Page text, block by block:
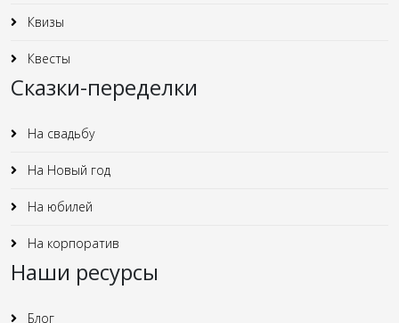
Квизы
Квесты
Сказки-переделки
На свадьбу
На Новый год
На юбилей
На корпоратив
Наши ресурсы
Блог